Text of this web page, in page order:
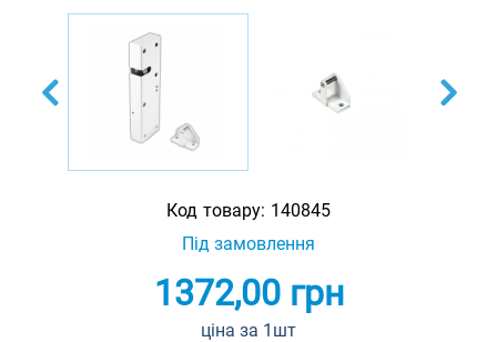
Код товару: 140845
Під замовлення
1372,00грн
ціна за 1шт